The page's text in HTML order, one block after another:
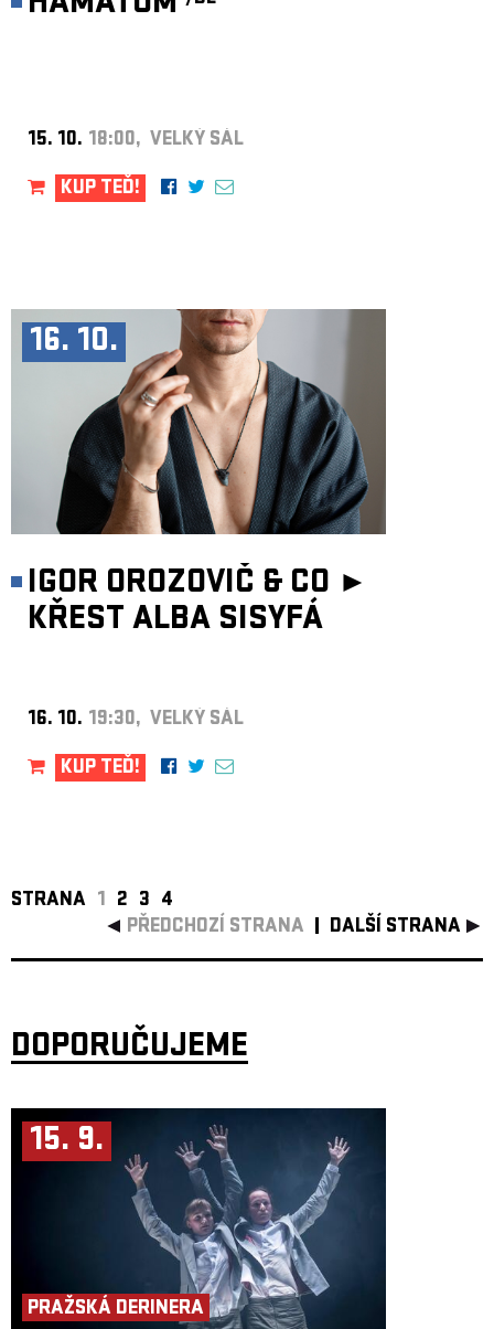
15. 10. 18:00, VELKÝ SÁL
KUP TEĎ!
16. 10.
IGOR OROZOVIČ & CO ►
KŘEST ALBA SISYFÁ
16. 10. 19:30, VELKÝ SÁL
KUP TEĎ!
STRANA 1 2 3 4
PŘEDCHOZÍ STRANA
DALŠÍ STRANA
DOPORUČUJEME
15. 9.
PRAŽSKÁ DERINERA